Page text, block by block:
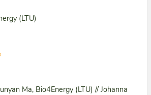
(LTU)
Ma, Bio4Energy (LTU) // Johanna